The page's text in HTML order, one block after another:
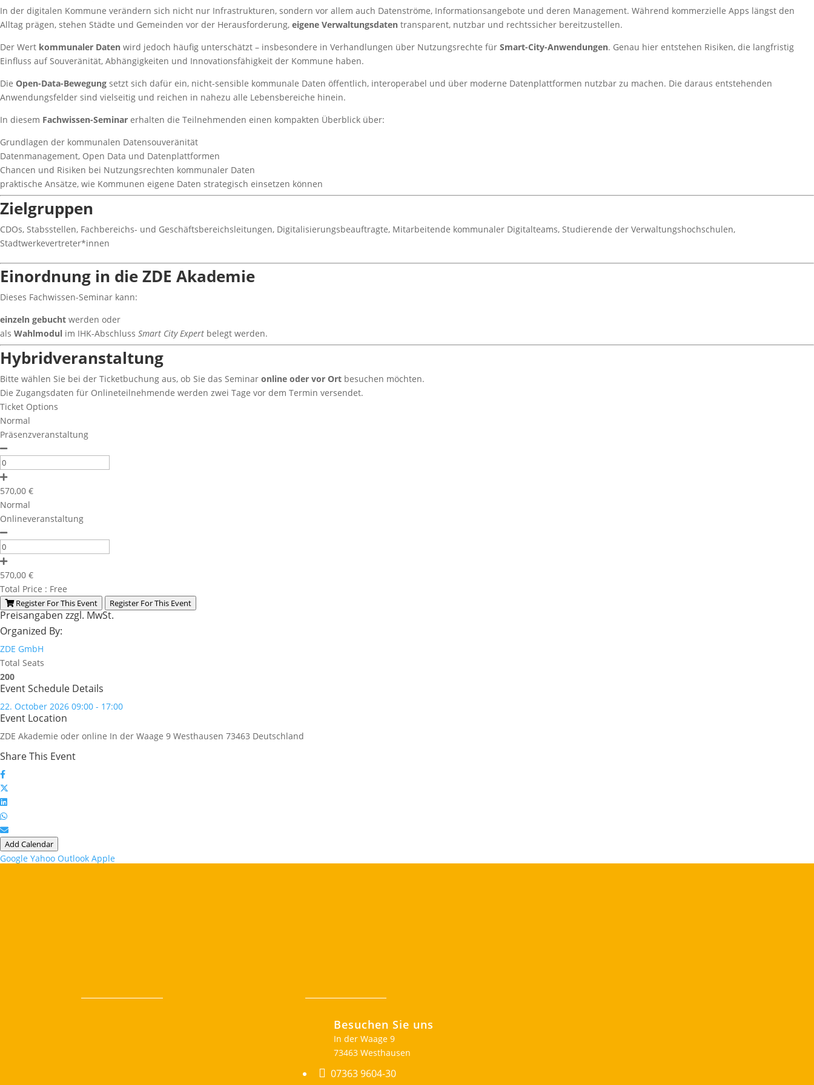
In der digitalen Kommune verändern sich nicht nur Infrastrukturen, sondern vor allem auch Datenströme, Informationsangebote und deren Management. Während kommerzielle Apps längst den
Alltag prägen, stehen Städte und Gemeinden vor der Herausforderung, eigene Verwaltungsdaten transparent, nutzbar und rechtssicher bereitzustellen.
Der Wert kommunaler Daten wird jedoch häufig unterschätzt – insbesondere in Verhandlungen über Nutzungsrechte für Smart-City-Anwendungen. Genau hier entstehen Risiken, die langfristig
Einfluss auf Souveränität, Abhängigkeiten und Innovationsfähigkeit der Kommune haben.
Die Open-Data-Bewegung setzt sich dafür ein, nicht-sensible kommunale Daten öffentlich, interoperabel und über moderne Datenplattformen nutzbar zu machen. Die daraus entstehenden
Anwendungsfelder sind vielseitig und reichen in nahezu alle Lebensbereiche hinein.
In diesem Fachwissen-Seminar erhalten die Teilnehmenden einen kompakten Überblick über:
Grundlagen der kommunalen Datensouveränität
Datenmanagement, Open Data und Datenplattformen
Chancen und Risiken bei Nutzungsrechten kommunaler Daten
praktische Ansätze, wie Kommunen eigene Daten strategisch einsetzen können
Zielgruppen
CDOs, Stabsstellen, Fachbereichs- und Geschäftsbereichsleitungen, Digitalisierungsbeauftragte, Mitarbeitende kommunaler Digitalteams, Studierende der Verwaltungshochschulen,
Stadtwerkevertreter*innen
Einordnung in die ZDE Akademie
Dieses Fachwissen-Seminar kann:
einzeln gebucht werden oder
als Wahlmodul im IHK-Abschluss Smart City Expert belegt werden.
Hybridveranstaltung
Bitte wählen Sie bei der Ticketbuchung aus, ob Sie das Seminar online oder vor Ort besuchen möchten.
Die Zugangsdaten für Onlineteilnehmende werden zwei Tage vor dem Termin versendet.
Ticket Options
Normal
Präsenzveranstaltung
570,00 €
Normal
Onlineveranstaltung
570,00 €
Total Price : Free
Register For This Event Register For This Event
Preisangaben zzgl. MwSt.
Organized By:
ZDE GmbH
Total Seats
200
Event Schedule Details
22. October 2026 09:00 - 17:00
Event Location
ZDE Akademie oder online In der Waage 9 Westhausen 73463 Deutschland
Share This Event
Add Calendar
Google Yahoo Outlook Apple
Besuchen Sie uns
In der Waage 9
73463 Westhausen
 07363 9604-30